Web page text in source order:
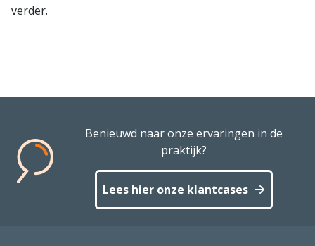
verder.
Benieuwd naar onze ervaringen in de
praktijk?
Lees hier onze klantcases